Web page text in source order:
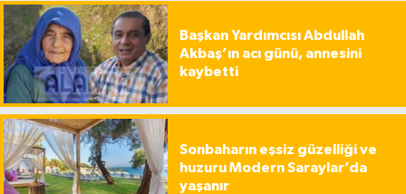
Başkan Yardımcısı Abdullah
Akbaş’ın acı günü, annesini
kaybetti
Sonbaharın eşsiz güzelliği ve
huzuru Modern Saraylar’da
yaşanır